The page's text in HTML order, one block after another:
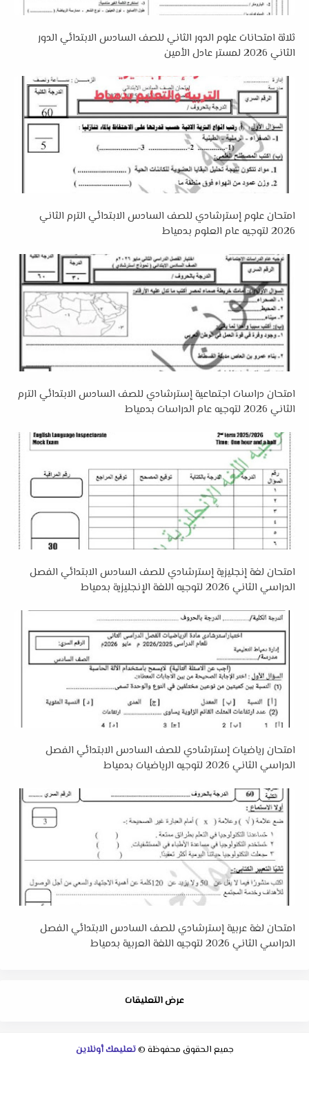
ثلاثة امتحانات علوم الدور الثاني للصف السادس الابتدائي الدور
الثاني 2026 لمستر عادل الأمين
امتحان علوم إسترشادي للصف السادس الابتدائي الترم الثاني
2026 لتوجيه عام العلوم بدمياط
امتحان دراسات اجتماعية إسترشادي للصف السادس الابتدائي الترم
الثاني 2026 لتوجيه عام الدراسات بدمياط
امتحان لغة إنجليزية إسترشادي للصف السادس الابتدائي الفصل
الدراسي الثاني 2026 لتوجيه اللغة الإنجليزية بدمياط
امتحان رياضيات إسترشادي للصف السادس الابتدائي الفصل
الدراسي الثاني 2026 لتوجيه الرياضيات بدمياط
امتحان لغة عربية إسترشادي للصف السادس الابتدائي الفصل
الدراسي الثاني 2026 لتوجيه اللغة العربية بدمياط
عرض التعليقات
جميع الحقوق محفوظة ©تعليمك أونلاين